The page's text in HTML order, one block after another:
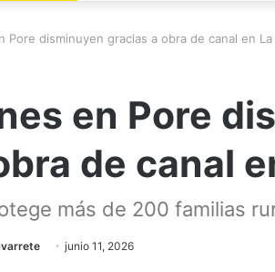
Pore disminuyen gracias a obra de canal en La
en Pore
de canal
más de 200 familias
junio 11, 2026